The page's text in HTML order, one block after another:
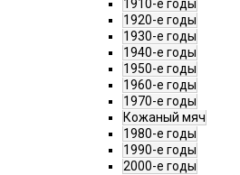
1910-е годы
1920-е годы
1930-е годы
1940-е годы
1950-е годы
1960-е годы
1970-е годы
Кожаный мяч
1980-е годы
1990-е годы
2000-е годы